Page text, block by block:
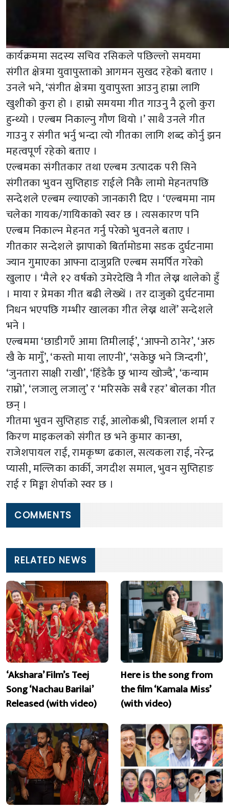
कार्यक्रममा सदस्य सचिव रसिकले पछिल्लो समयमा
संगीत क्षेत्रमा युवापुस्ताको आगमन सुखद रहेको बताए ।
उनले भने, ‘संगीत क्षेत्रमा युवापुस्ता आउनु हाम्रा लागि
खुशीको कुरा हो । हाम्रो समयमा गीत गाउनु नै ठूलो कुरा
हुन्थ्यो । एल्बम निकाल्नु गौण थियो ।’ साथै उनले गीत
गाउनु र संगीत भर्नु भन्दा त्यो गीतका लागि शब्द कोर्नु झन
महत्वपूर्ण रहेको बताए ।
एल्बमका संगीतकार तथा एल्बम उत्पादक परी सिने
संगीतका भुवन सुप्तिहाङ राईले निकै लामो मेहनतपछि
सन्देशले एल्बम ल्याएको जानकारी दिए । ‘एल्बममा नाम
चलेका गायक/गायिकाको स्वर छ । त्यसकारण पनि
एल्बम निकाल्न मेहनत गर्नु परेको भुवनले बताए ।
गीतकार सन्देशले झापाको बिर्तामोडमा सडक दुर्घटनामा
ज्यान गुमाएका आफ्ना दाजुप्रति एल्बम समर्पित गरेको
खुलाए । ‘मैले १२ वर्षको उमेरदेखि नै गीत लेख्न थालेको हुँ
। माया र प्रेमका गीत बढी लेख्थें । तर दाजुको दुर्घटनामा
निधन भएपछि गम्भीर खालका गीत लेख्न थालें’ सन्देशले
भने ।
एल्बममा ‘छाडीगएँ आमा तिमीलाई’, ‘आफ्नो ठानेर’, ‘अरु
खै के मागुँ’, ‘कस्तो माया लाएनी’, ‘सकेछु भने जिन्दगी’,
‘जुनतारा साक्षी राखी’, ‘हिँडेकै छु भाग्य खोज्दै’, ‘कन्याम
राम्रो’, ‘लजालु लजालु’ र ‘मरिसके सबै रहर’ बोलका गीत
छन् ।
गीतमा भुवन सुप्तिहाङ राई, आलोकश्री, चित्रलाल शर्मा र
किरण माइकलको संगीत छ भने कुमार कान्छा,
राजेशपायल राई, रामकृष्ण ढकाल, सत्यकला राई, नरेन्द्र
प्यासी, मल्लिका कार्की, जगदीश समाल, भुवन सुप्तिहाङ
राई र मिङ्मा शेर्पाको स्वर छ ।
COMMENTS
RELATED NEWS
‘Akshara’ Film’s Teej
Song ‘Nachau Barilai’
Released (with video)
Here is the song from
the film ‘Kamala Miss’
(with video)